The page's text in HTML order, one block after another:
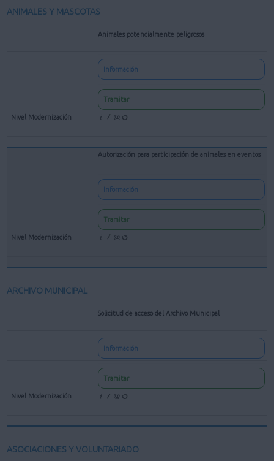
ANIMALES Y MASCOTAS
Animales potencialmente peligrosos
Información
Tramitar
Autorización para participación de animales en eventos
Información
Tramitar
ARCHIVO MUNICIPAL
Solicitud de acceso del Archivo Municipal
Información
Tramitar
ASOCIACIONES Y VOLUNTARIADO